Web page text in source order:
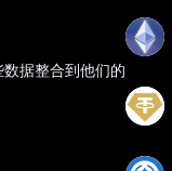
据整合到他们的